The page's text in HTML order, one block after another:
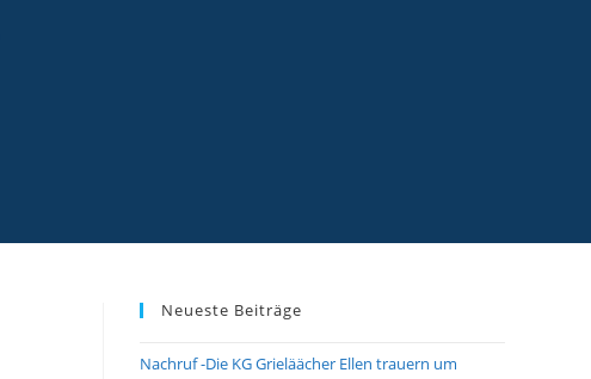
Neueste Beiträge
Nachruf -Die KG Grieläächer Ellen trauern um